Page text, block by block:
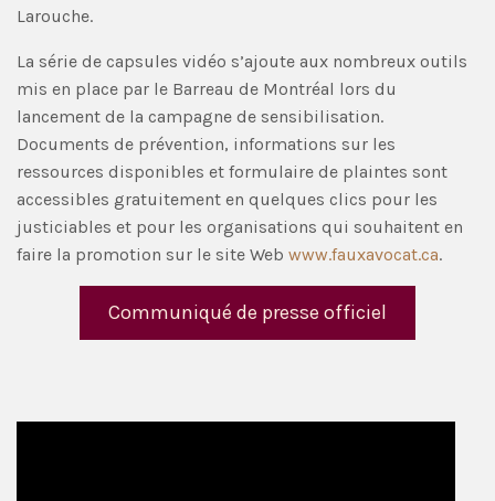
Larouche.
La série de capsules vidéo s’ajoute aux nombreux outils
mis en place par le Barreau de Montréal lors du
lancement de la campagne de sensibilisation.
Documents de prévention, informations sur les
ressources disponibles et formulaire de plaintes sont
accessibles gratuitement en quelques clics pour les
justiciables et pour les organisations qui souhaitent en
faire la promotion sur le site Web www.fauxavocat.ca.
Communiqué de presse officiel